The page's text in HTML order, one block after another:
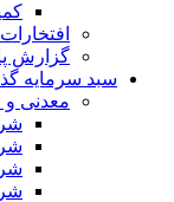
گزارش
سبد سرمایه
معدنی و